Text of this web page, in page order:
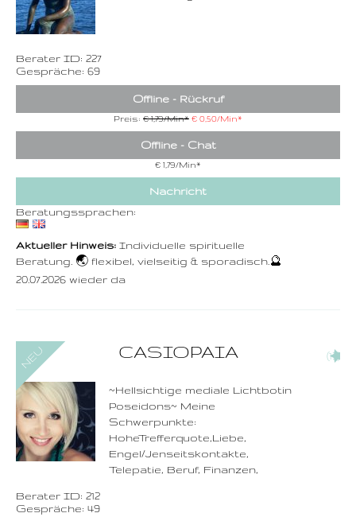
Berater ID: 227
Gespräche: 69
Offline - Rückruf
Preis: € 1,79/Min* € 0,50/Min*
Offline - Chat
€ 1,79/Min*
Nachricht
Beratungssprachen:
Aktueller Hinweis: Individuelle spirituelle
Beratung. 🌏 flexibel, vielseitig & sporadisch.🔮
20.07.2026 wieder da
CASIOPAIA (13)
~Hellsichtige mediale Lichtbotin
Poseidons~ Meine
Schwerpunkte:
HoheTrefferquote,Liebe,
Engel/Jenseitskontakte,
Telepatie, Beruf, Finanzen,
Berater ID: 212
Gespräche: 49
0900-3 000 468 - 212
1,49 €/Min. inkl. MwSt.
Wählen Sie diese
Rufnummer inklusive
dem Beratercode
Zurück